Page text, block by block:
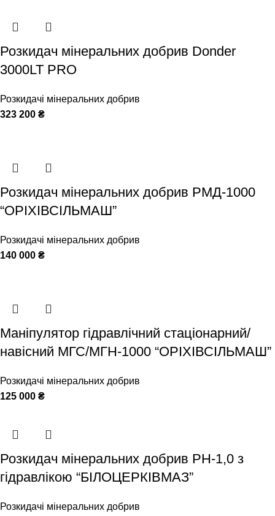
Розкидач мінеральних добрив Donder
3000LT PRO
Розкидачі мінеральних добрив
323 200 ₴
Розкидач мінеральних добрив РМД-1000
“ОРІХІВСІЛЬМАШ”
Розкидачі мінеральних добрив
140 000 ₴
Маніпулятор гідравлічний стаціонарний/
навісний МГС/МГН-1000 “ОРІХІВСІЛЬМАШ”
Розкидачі мінеральних добрив
125 000 ₴
Розкидач мінеральних добрив РН-1,0 з
гідравлікою “БІЛОЦЕРКІВМАЗ”
Розкидачі мінеральних добрив